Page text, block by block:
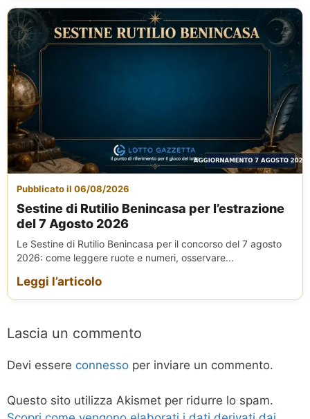
Pubblicato il 06/08/2026
Sestine di Rutilio Benincasa per l’estrazione
del 7 Agosto 2026
Le Sestine di Rutilio Benincasa per il concorso del 7 agosto
2026: come leggere ruote e numeri, osservare...
Leggi l’articolo
Lascia un commento
Devi essere connesso per inviare un commento.
Questo sito utilizza Akismet per ridurre lo spam.